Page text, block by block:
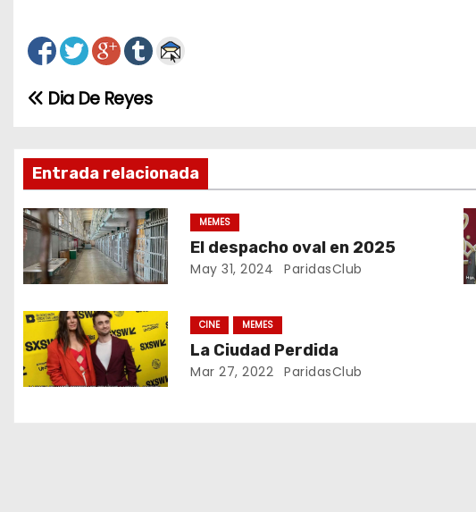
N
v
e
g
a
c
i
Dia De Reyes
Entrada relacionada
MEMES
El despacho oval en 2025
May 31, 2024 ParidasClub
CINE MEMES
La Ciudad Perdida
Mar 27, 2022 ParidasClub